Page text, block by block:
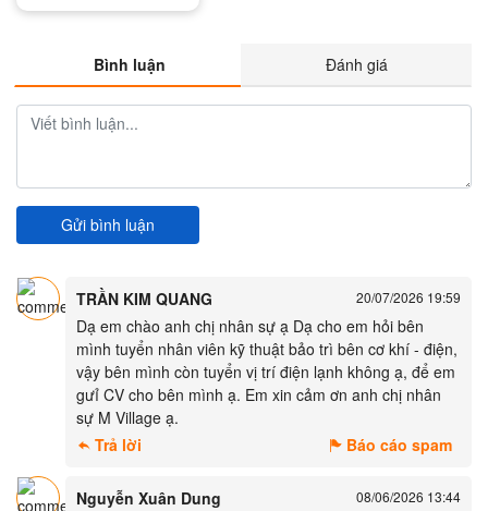
Bình luận Đánh giá
Gửi bình luận
TRẦN KIM QUANG 20/07/2026 19:59
Dạ em chào anh chị nhân sự ạ Dạ cho em hỏi bên
mình tuyển nhân viên kỹ thuật bảo trì bên cơ khí - điện,
vậy bên mình còn tuyển vị trí điện lạnh không ạ, để em
gưỉ CV cho bên mình ạ. Em xin cảm ơn anh chị nhân
sự M Village ạ.
Trả lời
Báo cáo spam
Nguyễn Xuân Dung 08/06/2026 13:44